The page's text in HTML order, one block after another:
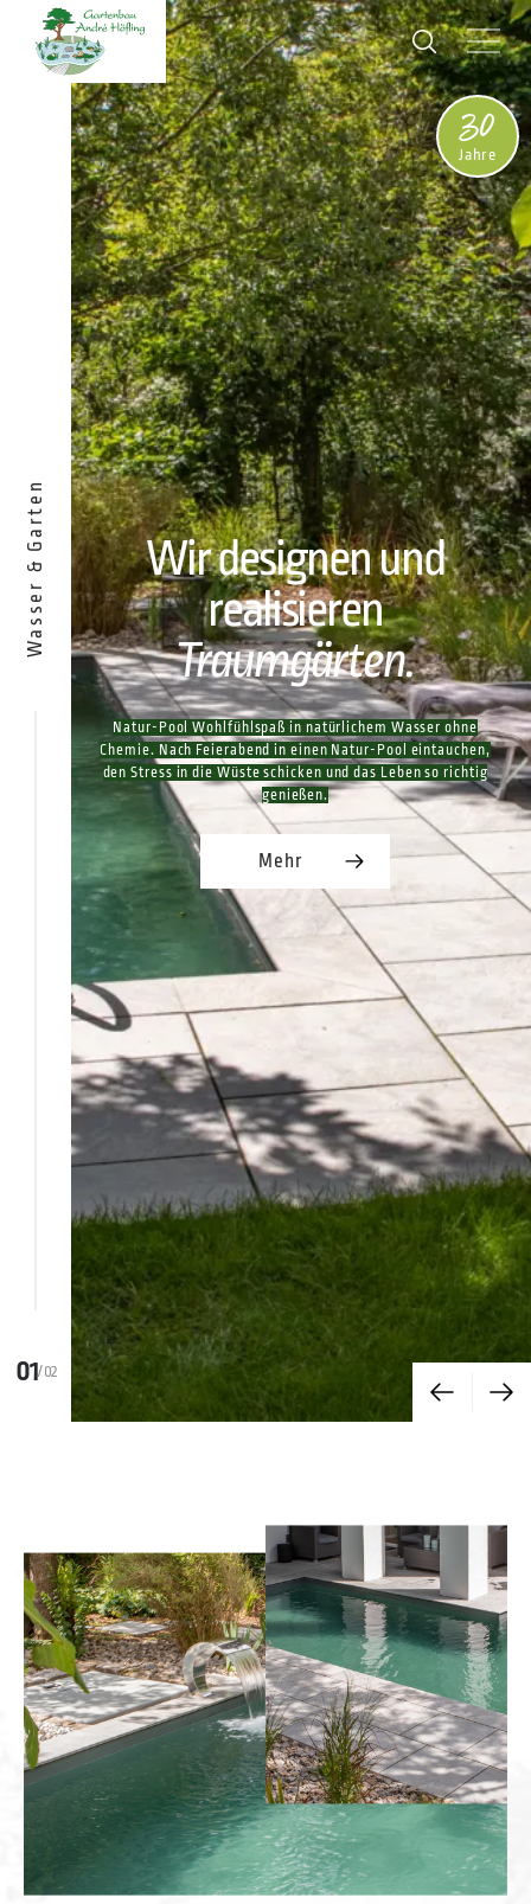
Wasser & Garten
02/ 02
Wir designen und
realisieren
Traumgärten.
Natur-Pool Wohlfühlspaß in natürlichem Wasser ohne
Chemie. Nach Feierabend in einen Natur-Pool eintauchen,
den Stress in die Wüste schicken und das Leben so richtig
genießen.
Mehr
30
Jahre